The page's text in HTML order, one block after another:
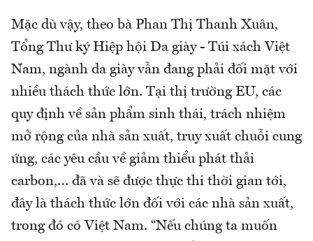
Mặc dù vậy, theo bà Phan Thị Thanh Xuân,
Tổng Thư ký Hiệp hội Da giày - Túi xách Việt
Nam, ngành da giày vẫn đang phải đối mặt với
nhiều thách thức lớn. Tại thị trường EU, các
quy định về sản phẩm sinh thái, trách nhiệm
mở rộng của nhà sản xuất, truy xuất chuỗi cung
ứng, các yêu cầu về giảm thiểu phát thải
carbon,… đã và sẽ được thực thi thời gian tới,
đây là thách thức lớn đối với các nhà sản xuất,
trong đó có Việt Nam. “Nếu chúng ta muốn